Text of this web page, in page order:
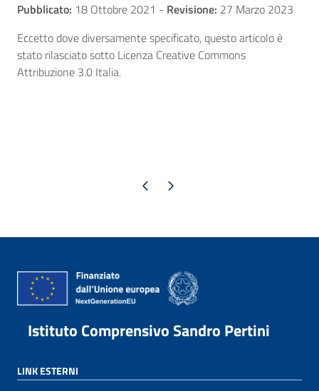
Pubblicato: 18 Ottobre 2021 - Revisione: 27 Marzo 2023
Eccetto dove diversamente specificato, questo articolo è
stato rilasciato sotto Licenza Creative Commons
Attribuzione 3.0 Italia.
Pagina precedente
Pagina successiva
Istituto Comprensivo Sandro Pertini
LINK ESTERNI